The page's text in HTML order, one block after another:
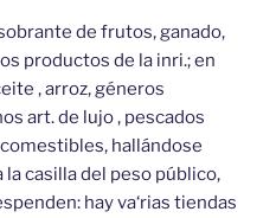
de frutos, ganado,
productos de la inri.; en
, arroz, géneros
art. de lujo , pescados
hallándose
casilla del peso público,
hay va‘rias tiendas